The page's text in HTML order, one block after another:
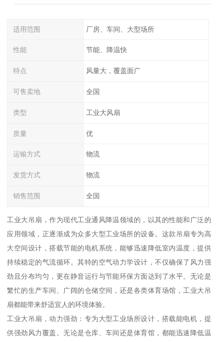
适用范围 厂房、车间、大型场所
性能 节能、降温快
特点 风量大，覆盖面广
可售卖地 全国
类型 工业大风扇
质量 优
运输方式 物流
发货方式 物流
销售范围 全国
工业大吊扇，作为现代工业通风降温领域的，以其的性能和广泛的
应用领域，正逐渐成为众多大型工业场所的设备。这款吊扇专为高
大空间设计，搭载节能的电机系统，能够迅速降低室内温度，提供
持续稳定的气流循环。其特的空气动力学设计，不仅确保了风力强
劲且分布均匀，更在静音运行与节能环保方面达到了水平。无论是
繁忙的生产车间、广阔的仓储空间，还是各类体育场馆，工业大吊
扇都能带来舒适宜人的环境体验。
工业大吊扇，动力强劲：专为大型工业场所设计，搭载能电机，提
供强劲风力覆盖。无论是仓库、车间还是体育馆，都能迅速降低温